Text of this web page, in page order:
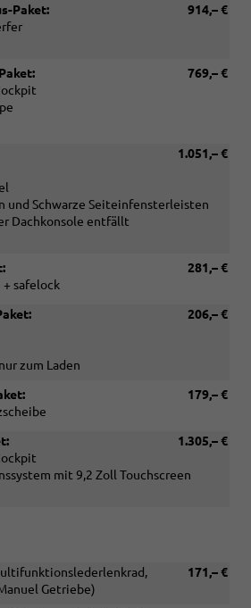
914,– €
Paket:
769,– €
1.051,– €
und Schwarze Seiteinfensterleisten
Dachkonsole entfällt
281,– €
+ safelock
206,– €
zum Laden
179,– €
1.305,– €
mit 9,2 Zoll Touchscreen
171,– €
Getriebe)